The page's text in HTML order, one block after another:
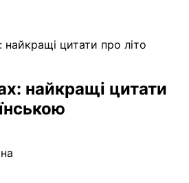
цитати про літо
найкращі цитати